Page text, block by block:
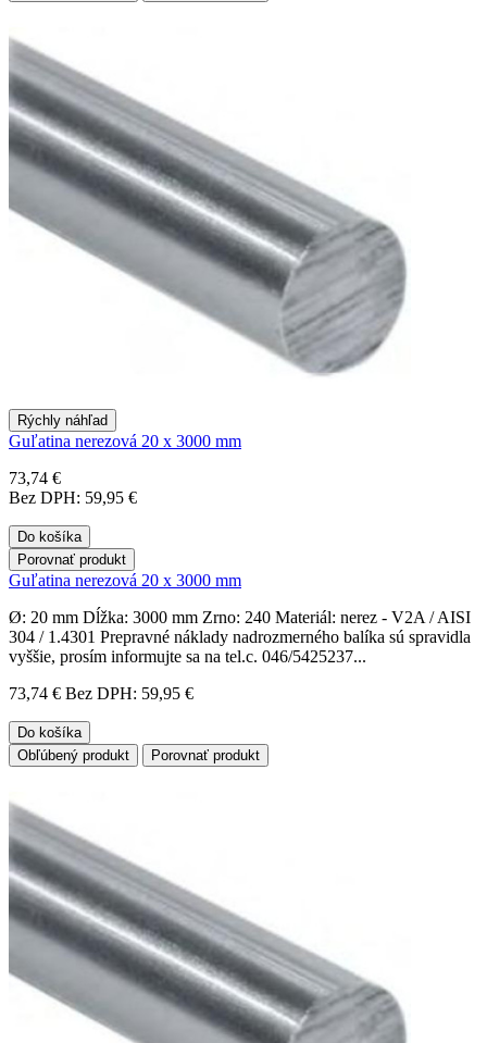
Rýchly náhľad
Guľatina nerezová 20 x 3000 mm
73,74 €
Bez DPH: 59,95 €
Do košíka
Porovnať produkt
Guľatina nerezová 20 x 3000 mm
Ø: 20 mm Dĺžka: 3000 mm Zrno: 240 Materiál: nerez - V2A / AISI
304 / 1.4301 Prepravné náklady nadrozmerného balíka sú spravidla
vyššie, prosím informujte sa na tel.c. 046/5425237...
73,74 € Bez DPH: 59,95 €
Do košíka
Obľúbený produkt
Porovnať produkt